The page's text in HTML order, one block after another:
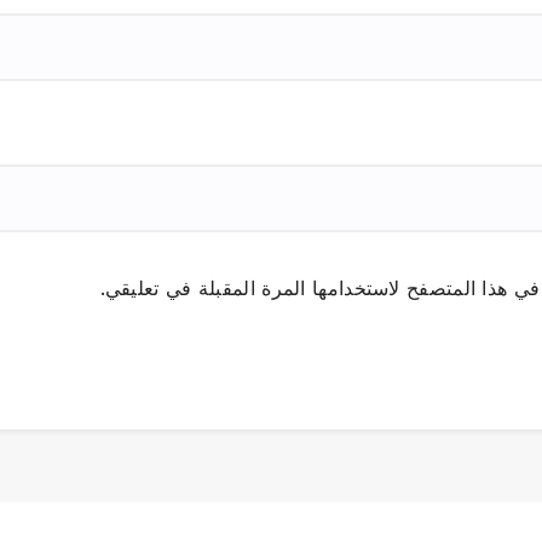
هذا المتصفح لاستخدامها المرة المقبلة في تعليقي.